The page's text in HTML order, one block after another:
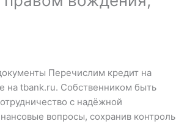
Перечислим кредит на
на tbank.ru. Собственником быть
с надёжной
вопросы, сохранив контроль